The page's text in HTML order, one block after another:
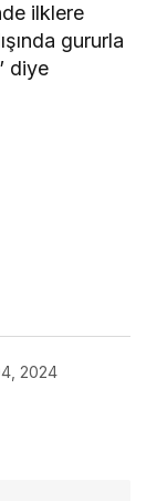
ilklere
gururla
diye
2024